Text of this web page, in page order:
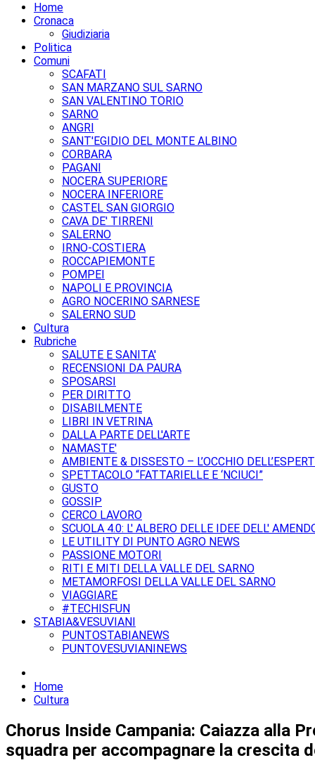
Home
Cronaca
Giudiziaria
Politica
Comuni
SCAFATI
SAN MARZANO SUL SARNO
SAN VALENTINO TORIO
SARNO
ANGRI
SANT'EGIDIO DEL MONTE ALBINO
CORBARA
PAGANI
NOCERA SUPERIORE
NOCERA INFERIORE
CASTEL SAN GIORGIO
CAVA DE' TIRRENI
SALERNO
IRNO-COSTIERA
ROCCAPIEMONTE
POMPEI
NAPOLI E PROVINCIA
AGRO NOCERINO SARNESE
SALERNO SUD
Cultura
Rubriche
SALUTE E SANITA'
RECENSIONI DA PAURA
SPOSARSI
PER DIRITTO
DISABILMENTE
LIBRI IN VETRINA
DALLA PARTE DELL'ARTE
NAMASTE'
AMBIENTE & DISSESTO – L’OCCHIO
SPETTACOLO “FATTARIELLE E ‘NCIUCI”
GUSTO
GOSSIP
CERCO LAVORO
SCUOLA 4.0: L' ALBERO DELLE IDEE DELL'
LE UTILITY DI PUNTO AGRO NEWS
PASSIONE MOTORI
RITI E MITI DELLA VALLE DEL SARNO
METAMORFOSI DELLA VALLE DEL SARNO
VIAGGIARE
#TECHISFUN
STABIA&VESUVIANI
PUNTOSTABIANEWS
PUNTOVESUVIANINEWS
Home
Cultura
Chorus Inside Campania: Caiazza alla
squadra per accompagnare la crescita